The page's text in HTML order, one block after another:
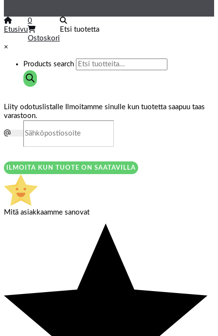
Etusivu
0
Ostoskori
Etsi tuotetta
×
Products search
Liity odotuslistalle
Ilmoitamme sinulle kun tuotetta saapuu taas
varastoon.
ILMOITA KUN TUOTE ON SAATAVILLA
Mitä asiakkaamme sanovat